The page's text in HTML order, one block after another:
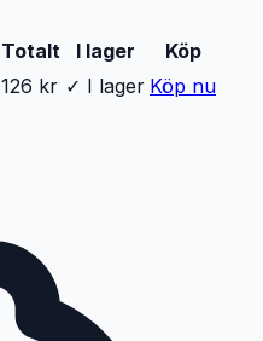
Totalt I lager
Köp
126 kr ✓ I lager Köp nu